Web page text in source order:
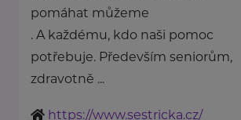
pomáhat můžeme
. A každému, kdo naši pomoc
potřebuje. Především seniorům,
zdravotně ...
https://www.sestricka.cz/